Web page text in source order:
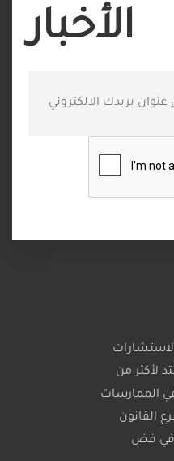
الأخبار
لأكثر من
في الممارسات
القانون
في فض